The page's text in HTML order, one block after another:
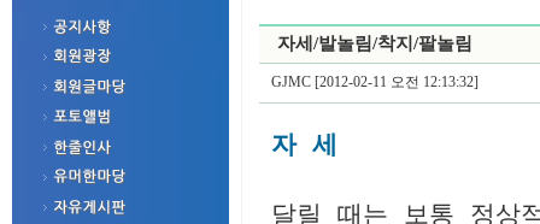
자세/발놀림/착지/팔놀림
GJMC [2012-02-11 오전 12:13:32]
자 세
달릴 때는 보통 정상